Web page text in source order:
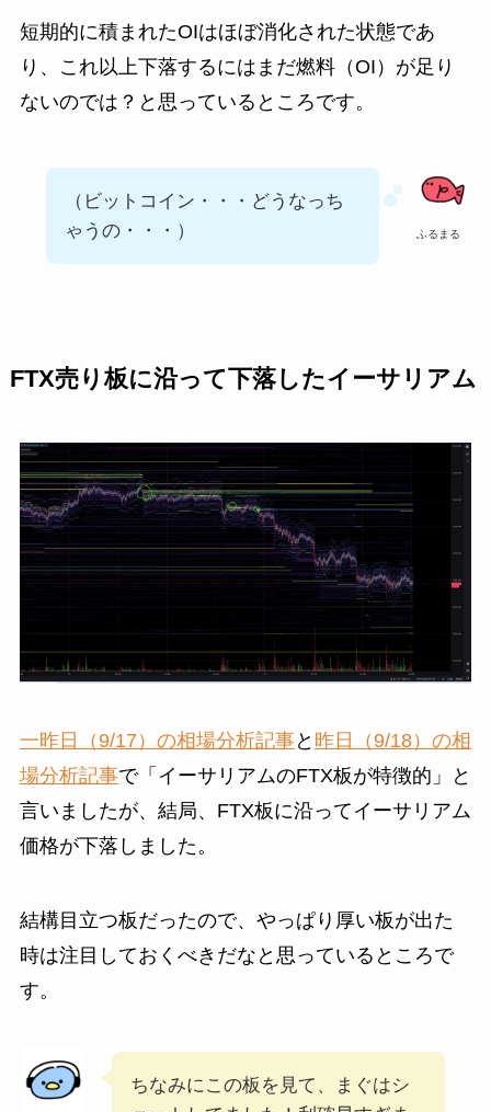
短期的に積まれたOIはほぼ消化された状態であ
り、これ以上下落するにはまだ燃料（OI）が足り
ないのでは？と思っているところです。
ふるまる
（ビットコイン・・・どうなっち
ゃうの・・・）
FTX売り板に沿って下落したイーサリアム
一昨日（9/17）の相場分析記事と 昨日（9/18）の相
場分析記事で「イーサリアムのFTX板が特徴的」と
言いましたが、結局、FTX板に沿ってイーサリアム
価格が下落しました。
結構目立つ板だったので、やっぱり厚い板が出た
時は注目しておくべきだなと思っているところで
す。
ちなみにこの板を見て、まぐはシ